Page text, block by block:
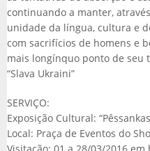
continuando a manter,
unidade da língua, cultura e
com sacrifícios de homens e
mais longínquo ponto de seu
“Slava Ukraini”
SERVIÇO:
Exposição Cultural:
Local: Praça de Eventos do